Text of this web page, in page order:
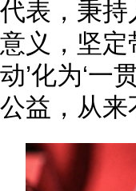
代表，秉
意义，坚定
动’化为‘一
公益，从